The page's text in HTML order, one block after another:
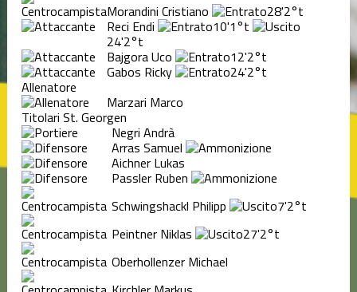
Morandini Cristiano
28'2°t
Reci Endi 10'1°t
24'2°t
Bajgora Uco 12'2°t
Gabos Ricky 24'2°t
Allenatore
Marzari Marco
Titolari St. Georgen
Negri Andrà
Arras Samuel
Aichner Lukas
Passler Ruben
Schwingshackl Philipp
7'2°t
Peintner Niklas
27'2°t
Oberhollenzer Michael